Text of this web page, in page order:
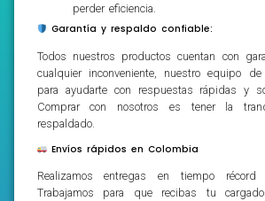
perder eficiencia.
Garantía y respaldo confiable:
Todos nuestros productos cuentan con
cualquier inconveniente, nuestro equipo
para ayudarte con respuestas rápidas y
Comprar con nosotros es tener la
respaldado.
Envíos rápidos en Colombia
Realizamos entregas en tiempo
Trabajamos para que recibas tu